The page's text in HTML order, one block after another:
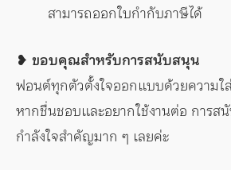
สามารถออกใบกำกับภาษีได้
❥ ขอบคุณสำหรับการสนับสนุน
ฟอนต์ทุกตัวตั้งใจออกแบบด้วยความใ
หากชื่นชอบและอยากใช้งานต่อ การ
กำลังใจสำคัญมาก ๆ เลยค่ะ